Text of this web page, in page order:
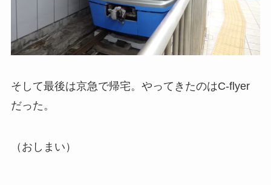
そして最後は京急で帰宅。やってきたのはC-flyer
だった。
（おしまい）